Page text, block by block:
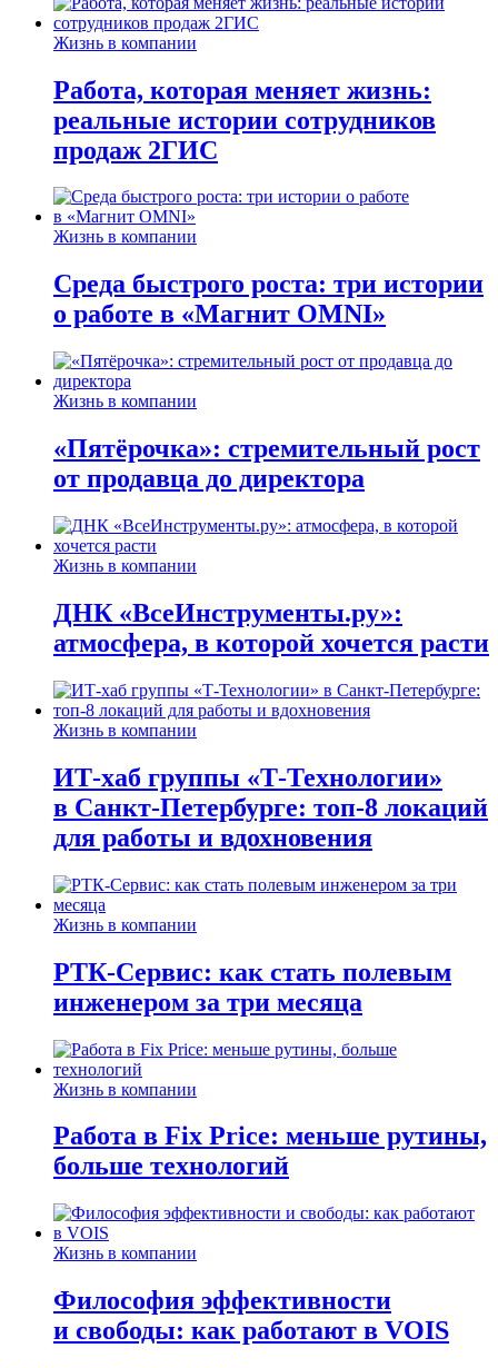
Жизнь в компании
Работа, которая меняет жизнь:
реальные истории сотрудников
продаж 2ГИС
Жизнь в компании
Среда быстрого роста: три истории
о работе в «Магнит OMNI»
Жизнь в компании
«Пятёрочка»: стремительный рост
от продавца до директора
Жизнь в компании
ДНК «ВсеИнструменты.ру»:
атмосфера, в которой хочется расти
Жизнь в компании
ИТ-хаб группы «Т-Технологии»
в Санкт-Петербурге: топ-8 локаций
для работы и вдохновения
Жизнь в компании
РТК-Сервис: как стать полевым
инженером за три месяца
Жизнь в компании
Работа в Fix Price: меньше рутины,
больше технологий
Жизнь в компании
Философия эффективности
и свободы: как работают в VOIS